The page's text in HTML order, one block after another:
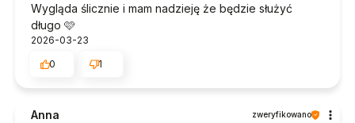
Wygląda ślicznie i mam nadzieję że będzie służyć
długo 🩷
2026-03-23
0
1
Anna zweryfikowano